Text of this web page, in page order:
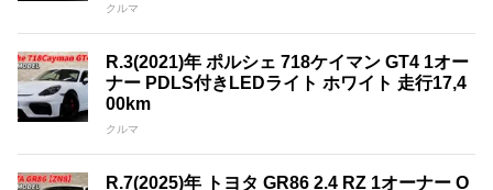
クルマ
R.3(2021)年 ポルシェ 718ケイマン GT4 1オー
ナー PDLS付きLEDライト ホワイト 走行17,4
00km
クルマ
R.7(2025)年 トヨタ GR86 2.4 RZ 1オーナー O